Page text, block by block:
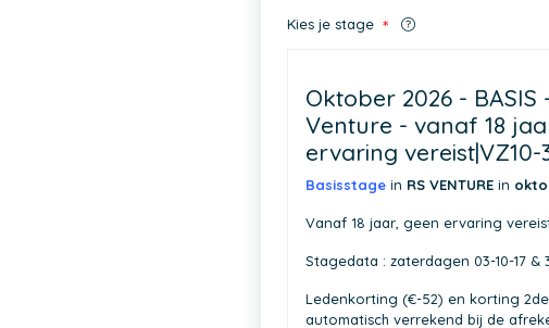
Kies je stage *
Oktober 2026 - BASIS
Venture - vanaf 18
ervaring vereist|VZ10-
Basisstage in RS VENTURE in
Vanaf 18 jaar, geen ervaring
Stagedata : zaterdagen 03-10-17 &
Ledenkorting (€-52) en korting
automatisch verrekend bij de